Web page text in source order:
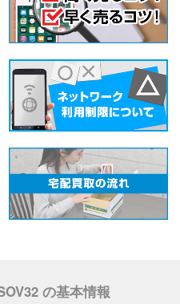
の基本情報